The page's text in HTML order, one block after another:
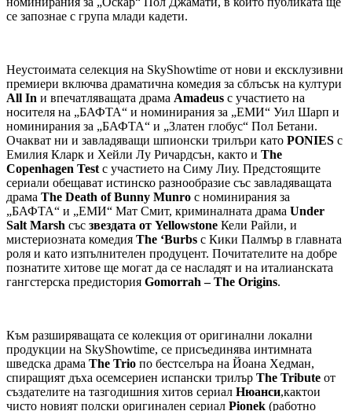
се запознае с група млади кадети.
Неустоимата селекция на SkyShowtime от нови и ексклузивни
премиери включва драматична комедия за сблъсък на култури
All In и впечатляващата драма Amadeus с участието на
носителя на „БАФТА“ и номинирания за „ЕМИ“ Уил Шарп и
номинирания за „БАФТА“ и „Златен глобус“ Пол Бетани.
Очакват ни и завладяващи шпионски трилъри като PONIES с
Емилия Кларк и Хейли Лу Ричардсън, както и The
Copenhagen Testс участието на Симу Лиу. Предстоящите
сериали обещават истинско разнообразие със завладяващата
драма The Death of Bunny Munro с номинирания за
„БАФТА“ и „ЕМИ“ Мат Смит, криминалната драма Under
Salt Marsh със звездата от Yellowstone Кели Райли, и
мистериозната комедия The ‘Burbs с Кики Палмър в главната
роля и като изпълнителен продуцент. Почитателите на добре
познатите хитове ще могат да се насладят и на италианската
гангстерска предистория Gomorrah – The Origins.
Към разширяващата се колекция от оригинални локални
продукции на SkyShowtime, се присъединява интимната
шведска драма The Trio по бестселъра на Йоана Хедман,
спиращият дъха осемсериен испански трилър The Tribute от
създателите на тазгодишния хитов сериал Нюанси,кактои
чисто новият полски оригинален сериал Pionek (работно